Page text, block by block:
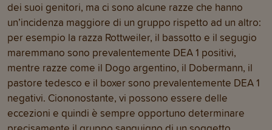
dei suoi genitori, ma ci sono alcune razze che hanno
un’incidenza maggiore di un gruppo rispetto ad un altro:
per esempio la razza Rottweiler, il bassotto e il segugio
maremmano sono prevalentemente DEA 1 positivi,
mentre razze come il Dogo argentino, il Dobermann, il
pastore tedesco e il boxer sono prevalentemente DEA 1
negativi. Ciononostante, vi possono essere delle
eccezioni e quindi è sempre opportuno determinare